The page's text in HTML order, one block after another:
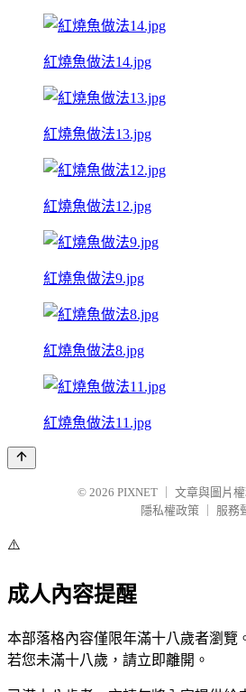
紅燒魚做法14.jpg
紅燒魚做法13.jpg
紅燒魚做法12.jpg
紅燒魚做法9.jpg
紅燒魚做法8.jpg
紅燒魚做法11.jpg
© 2026 PIXNET
文章與圖片
隱私權政策
服務
⚠️
成人內容提醒
本部落格內容僅限年滿十八歲者瀏覽
若您未滿十八歲，請立即離開。